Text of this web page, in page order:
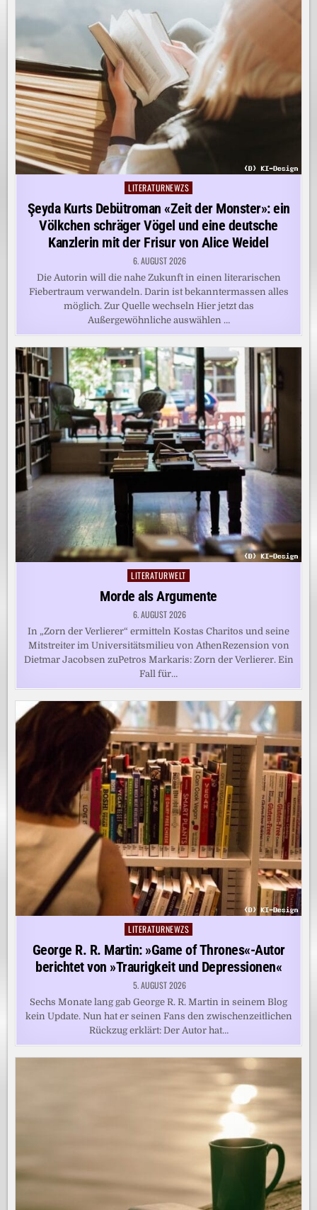
Posted
in
LITERATURNEWZS
Şeyda Kurts Debütroman «Zeit der Monster»: ein
Völkchen schräger Vögel und eine deutsche
Kanzlerin mit der Frisur von Alice Weidel
6. AUGUST 2026
Die Autorin will die nahe Zukunft in einen literarischen
Fiebertraum verwandeln. Darin ist bekanntermassen alles
möglich. Zur Quelle wechseln Hier jetzt das
Außergewöhnliche auswählen …
Posted
in
LITERATURWELT
Morde als Argumente
6. AUGUST 2026
In „Zorn der Verlierer“ ermitteln Kostas Charitos und seine
Mitstreiter im Universitätsmilieu von AthenRezension von
Dietmar Jacobsen zuPetros Markaris: Zorn der Verlierer. Ein
Fall für…
Posted
in
LITERATURNEWZS
George R. R. Martin: »Game of Thrones«-Autor
berichtet von »Traurigkeit und Depressionen«
5. AUGUST 2026
Sechs Monate lang gab George R. R. Martin in seinem Blog
kein Update. Nun hat er seinen Fans den zwischenzeitlichen
Rückzug erklärt: Der Autor hat…